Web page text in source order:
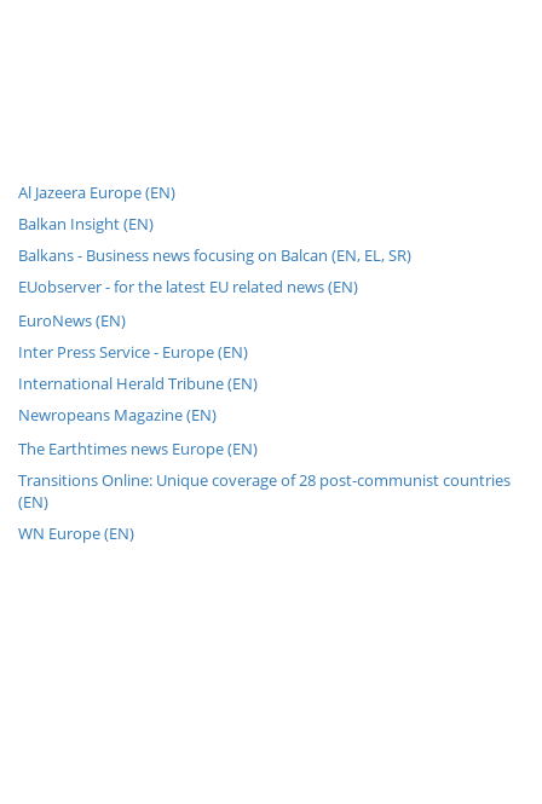
Al Jazeera Europe (EN)
Balkan Insight (EN)
Balkans - Business news focusing on Balcan (EN, EL, SR)
EUobserver - for the latest EU related news (EN)
EuroNews (EN)
Inter Press Service - Europe (EN)
International Herald Tribune (EN)
Newropeans Magazine (EN)
The Earthtimes news Europe (EN)
Transitions Online: Unique coverage of 28 post-communist countries
(EN)
WN Europe (EN)